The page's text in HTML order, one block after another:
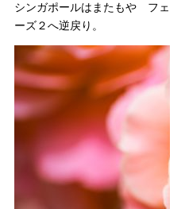
シンガポールはまたもや フェ
ーズ２へ逆戻り。